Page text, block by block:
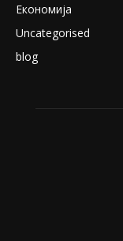
Економија
Uncategorised
blog